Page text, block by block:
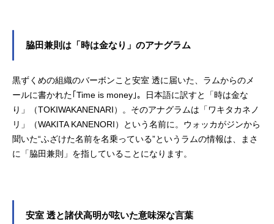
脇田兼則は「時は金なり」のアナグラム
黒ずくめの組織のバーボンこと安室 透に届いた、ラムからのメ
ールに書かれた｢Time is money｣。日本語に訳すと「時は金な
り」（TOKIWAKANENARI）。そのアナグラムは「ワキタカネノ
リ」（WAKITA KANENORI）という名前に。ウォッカがジンから
聞いた“ふざけた名前を名乗っている”というラムの情報は、まさ
に「脇田兼則」を指していることになります。
安室 透と諸伏高明が呟いた意味深な言葉